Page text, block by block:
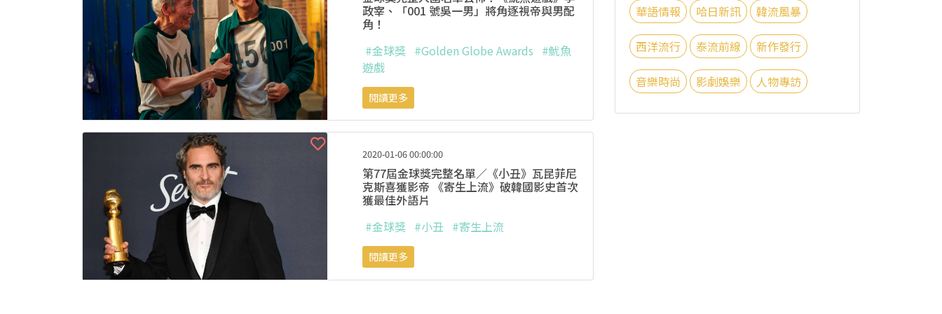
華語情報 哈日新訊 韓流風暴
西洋流行 泰流前線 新作發行
音樂時尚 影劇娛樂 人物專訪
政宰、「001 號吳一男」將角逐視帝與男配
角！
#金球獎 #Golden Globe Awards #魷魚
遊戲
閱讀更多
2020-01-06 00:00:00
第77屆金球獎完整名單／《小丑》瓦昆菲尼
克斯喜獲影帝 《寄生上流》破韓國影史首次
獲最佳外語片
#金球獎 #小丑 #寄生上流
閱讀更多